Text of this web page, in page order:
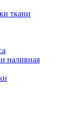
ткани
наливная